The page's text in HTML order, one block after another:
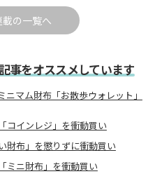
載の一覧へ
事をオススメしています
マム財布「お散歩ウォレット」
コインレジ」を衝動買い
財布」を懲りずに衝動買い
ミニ財布」を衝動買い